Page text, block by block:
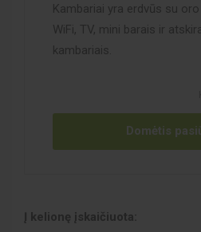
Kambariai yra erdvūs su
WiFi, TV, mini barais ir
kambariais.
Domėtis
Į kelionę įskaičiuota: